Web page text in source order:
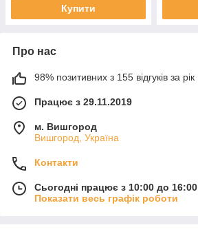
Купити
Про нас
98% позитивних з 155 відгуків за рік
Працює з 29.11.2019
м. Вишгород
Вишгород, Україна
Контакти
Сьогодні працює з 10:00 до 16:00
Показати весь графік роботи